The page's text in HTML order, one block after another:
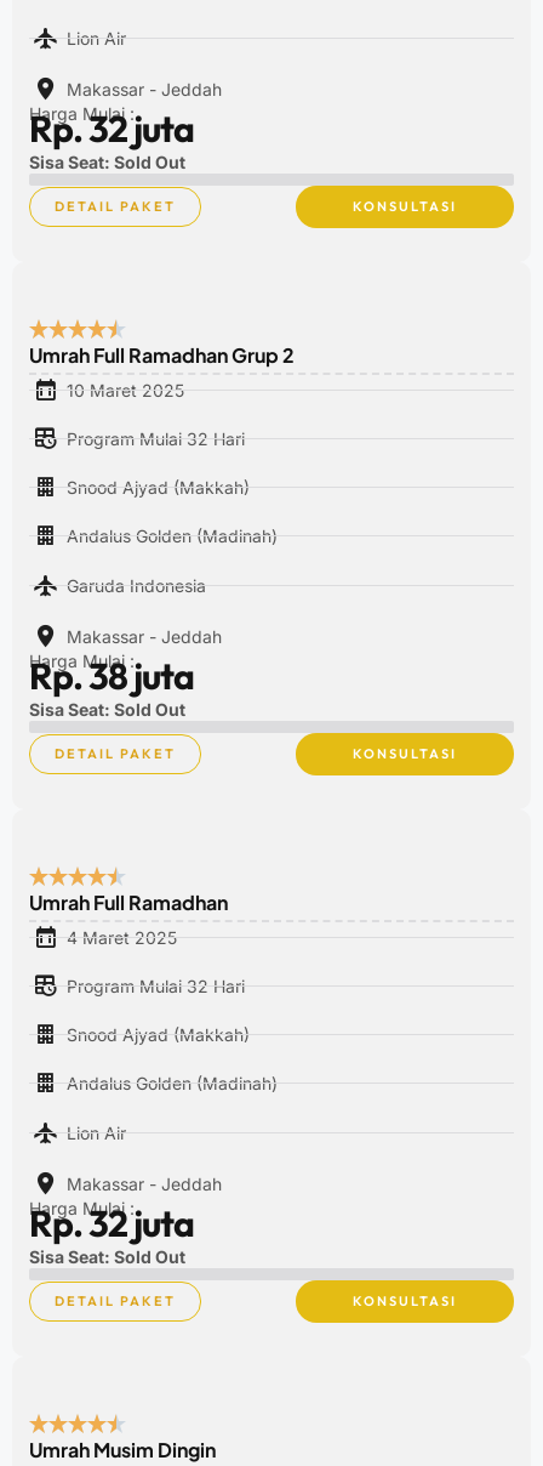
Lion Air
Makassar - Jeddah
Harga Mulai :
Rp. 32 juta
Sisa Seat: Sold Out
DETAIL PAKET KONSULTASI
Umrah Full Ramadhan Grup 2
10 Maret 2025
Program Mulai 32 Hari
Snood Ajyad (Makkah)
Andalus Golden (Madinah)
Garuda Indonesia
Makassar - Jeddah
Harga Mulai :
Rp. 38 juta
Sisa Seat: Sold Out
DETAIL PAKET KONSULTASI
Umrah Full Ramadhan
4 Maret 2025
Program Mulai 32 Hari
Snood Ajyad (Makkah)
Andalus Golden (Madinah)
Lion Air
Makassar - Jeddah
Harga Mulai :
Rp. 32 juta
Sisa Seat: Sold Out
DETAIL PAKET KONSULTASI
Umrah Musim Dingin